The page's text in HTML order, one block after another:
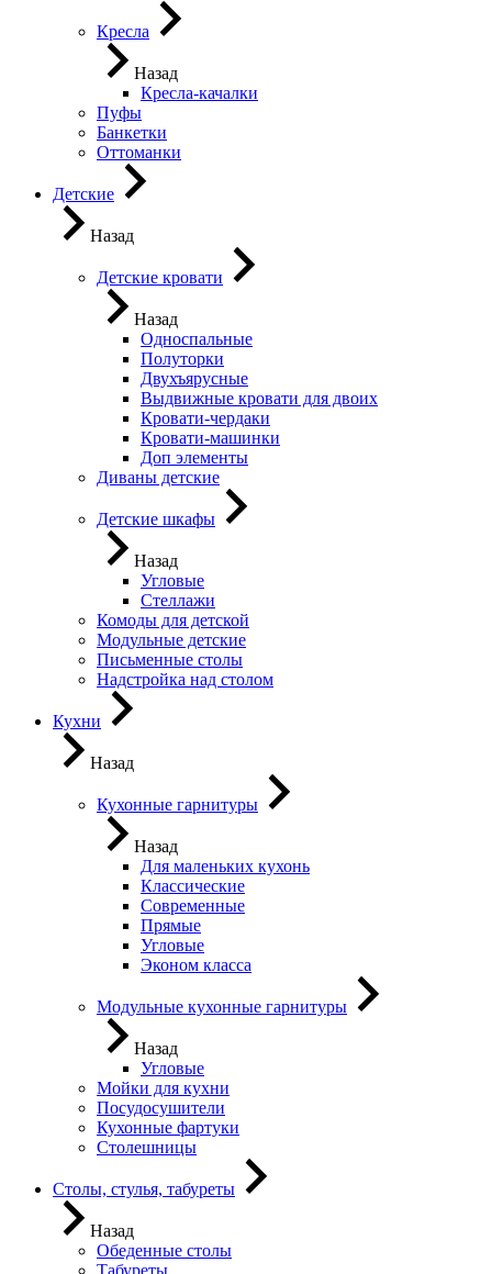
Кресла
Назад
Кресла-качалки
Пуфы
Банкетки
Оттоманки
Детские
Назад
Детские кровати
Назад
Односпальные
Полуторки
Двухъярусные
Выдвижные кровати для двоих
Кровати-чердаки
Кровати-машинки
Доп элементы
Диваны детские
Детские шкафы
Назад
Угловые
Стеллажи
Комоды для детской
Модульные детские
Письменные столы
Надстройка над столом
Кухни
Назад
Кухонные гарнитуры
Назад
Для маленьких кухонь
Классические
Современные
Прямые
Угловые
Эконом класса
Модульные кухонные гарнитуры
Назад
Угловые
Мойки для кухни
Посудосушители
Кухонные фартуки
Столешницы
Столы, стулья, табуреты
Назад
Обеденные столы
Табуреты